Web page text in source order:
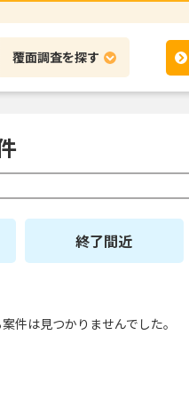
覆面調査を探す
終了間近
件は見つかりませんでした。